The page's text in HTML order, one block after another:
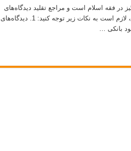
فقه اسلام است و مراجع تقلید دیدگاه‌های
مختلفی در این زمینه ارائه کرده‌اند. برای درک صحیح این موضوع، لازم است به نکات زیر توجه کنید: 1. دیدگاه‌های
بانکی …